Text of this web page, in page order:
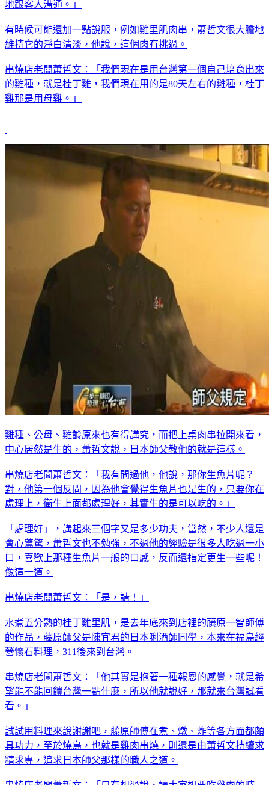
地跟客人溝通。」
有時候可能還加一點說服，例如雞里肌肉串，蕭哲文很大膽地
維持它的淨白清淡，他說，這個肉有挑過。
串燒店老闆蕭哲文：「我們現在是用台灣第一個自己培育出來
的雞種，就是桂丁雞，我們現在用的是80天左右的雞種，桂丁
雞那是用母雞。」
雞種、公母、雞齡原來也有得講究，而把上桌肉串拉開來看，
中心居然是生的，蕭哲文說，日本師父教他的就是這樣。
串燒店老闆蕭哲文：「我有問過他，他說，那你生魚片呢？
對，他第一個反問，因為他會覺得生魚片也是生的，只要你在
處理上，衛生上面都處理好，其實生的是可以吃的。」
「處理好」，講起來三個字又是多少功夫，當然，不少人還是
會心驚驚，蕭哲文也不勉強，不過他的經驗是很多人吃過一小
口，喜歡上那種生魚片一般的口感，反而還指定更生一些呢！
像這一道。
串燒店老闆蕭哲文：「是，請！」
水煮五分熟的桂丁雞里肌，是去年底來到店裡的藤原一智師傅
的作品，藤原師父是陳宜君的日本唎酒師同學，本來在福島經
營懷石料理，311後來到台灣。
串燒店老闆蕭哲文：「他其實是抱著一種報恩的感覺，就是希
望能不能回饋台灣一點什麼，所以他就說好，那就來台灣試看
看。」
試試用料理來說謝謝吧，藤原師傅在煮、燉、炸等各方面都頗
具功力，至於燒鳥，也就是雞肉串燒，則還是由蕭哲文持續求
精求專，追求日本師父那樣的職人之道。